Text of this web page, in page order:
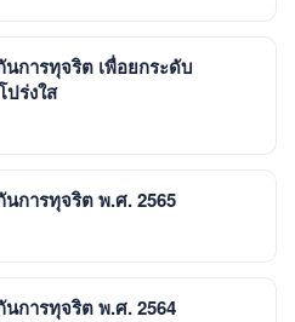
การทุจริต เพื่อยกระดับ
ร่งใส
การทุจริต พ.ศ. 2565
การทุจริต พ.ศ. 2564